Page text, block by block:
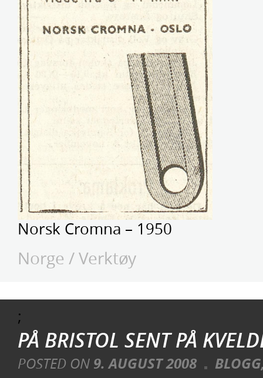
Norsk Cromna – 1950
Norge /Verktøy
;
PÅ BRISTOL SENT PÅ
POSTED ON 9. AUGUST 2008 BLOGG